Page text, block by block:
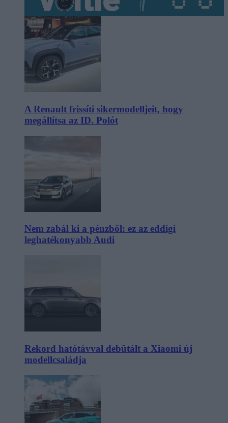
A Renault frissíti sikermodelljeit, hogy
megállítsa az ID. Polót
Nem zabál ki a pénzből: ez az eddigi
leghatékonyabb Audi
Rekord hatótávval debütált a Xiaomi új
modellcsaládja